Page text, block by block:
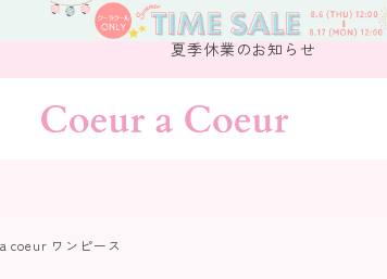
夏季休業のお知らせ
coeur ワンピース